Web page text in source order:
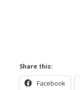
Share this:
Facebook